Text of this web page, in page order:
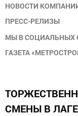
НОВОСТИ
ПРЕСС-РЕЛИЗЫ
МЫ В СОЦИАЛЬНЫХ
ГАЗЕТА
СМЕНЫ В